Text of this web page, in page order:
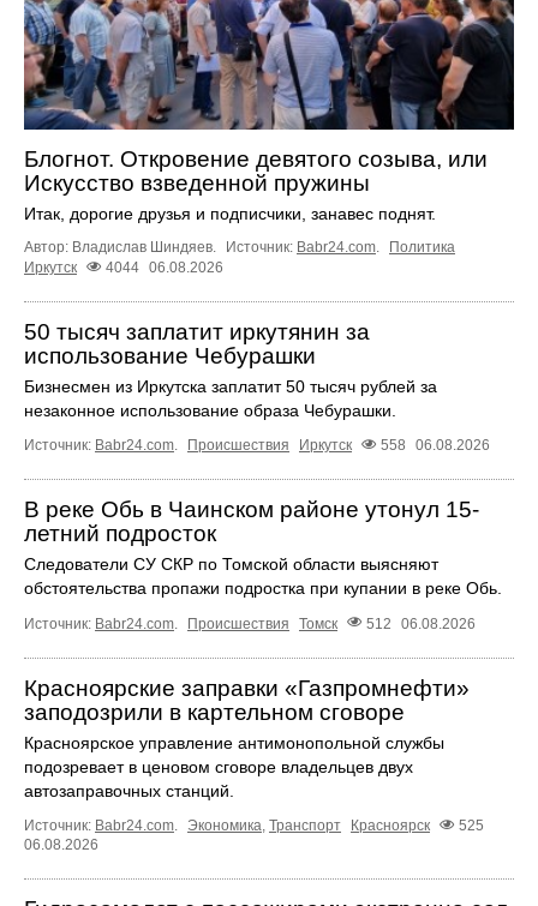
Блогнот. Откровение девятого созыва, или
Искусство взведенной пружины
Итак, дорогие друзья и подписчики, занавес поднят.
Автор: Владислав Шиндяев. Источник: Babr24.com.
Политика
Иркутск
4044 06.08.2026
50 тысяч заплатит иркутянин за
использование Чебурашки
Бизнесмен из Иркутска заплатит 50 тысяч рублей за
незаконное использование образа Чебурашки.
Источник: Babr24.com. Происшествия Иркутск 558 06.08.2026
В реке Обь в Чаинском районе утонул 15-
летний подросток
Следователи СУ СКР по Томской области выясняют
обстоятельства пропажи подростка при купании в реке Обь.
Источник: Babr24.com Происшествия Томск 512 06.08.2026
Красноярские заправки «Газпромнефти»
заподозрили в картельном сговоре
Красноярское управление антимонопольной службы
подозревает в ценовом сговоре владельцев двух
автозаправочных станций.
Источник: Babr24.com Экономика Транспорт Красноярск
525
06.08.2026